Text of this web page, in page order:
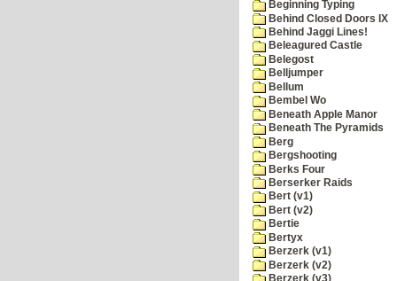
Beginning Typing
Behind Closed Doors IX
Behind Jaggi Lines!
Beleagured Castle
Belegost
Belljumper
Bellum
Bembel Wo
Beneath Apple Manor
Beneath The Pyramids
Berg
Bergshooting
Berks Four
Berserker Raids
Bert (v1)
Bert (v2)
Bertie
Bertyx
Berzerk (v1)
Berzerk (v2)
Berzerk (v3)